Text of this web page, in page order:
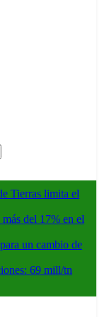
Tierras limita el
del 17% en el
un cambio de
69 mill/tn